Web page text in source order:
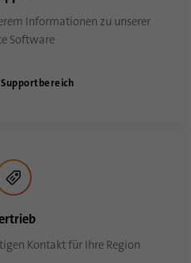
Informationen zu unserer
Software
Kontakt für Ihre Region
cookie“ stattgefunden hat.
wird für den ID-